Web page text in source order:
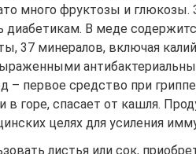
много фруктозы и глюкозы.
диабетикам. В меде
37 минералов, включая
– первое средство при
в горе, спасает от кашля.
целях для усиления
листья или сок,